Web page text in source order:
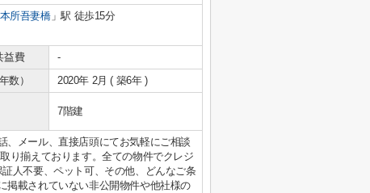
本所吾妻橋」駅 徒歩15分
益費
-
数） 2020年 2月 ( 築6年 )
7階建
、メール、直接店頭にてお気軽にご相談
り揃えております。全ての物件でクレジ
人不要、ペット可、その他、どんなご条
掲載されていない非公開物件や他社様の